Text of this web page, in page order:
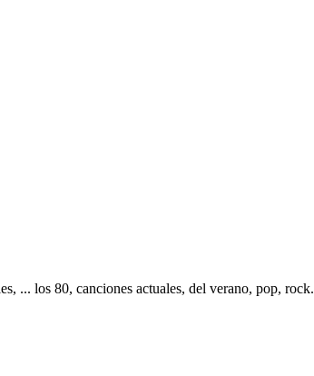
... los 80, canciones actuales, del verano, pop, rock.